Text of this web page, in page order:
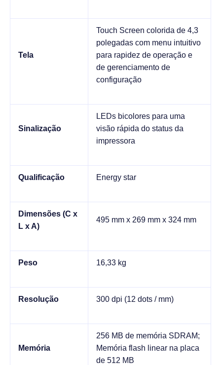
Tela
Touch Screen colorida de 4,3
polegadas com menu intuitivo
para rapidez de operação e
de gerenciamento de
configuração
Sinalização
LEDs bicolores para uma
visão rápida do status da
impressora
Qualificação Energy star
Dimensões (C x
L x A)
495 mm x 269 mm x 324 mm
Peso 16,33 kg
Resolução 300 dpi (12 dots / mm)
Memória
256 MB de memória SDRAM;
Memória flash linear na placa
de 512 MB